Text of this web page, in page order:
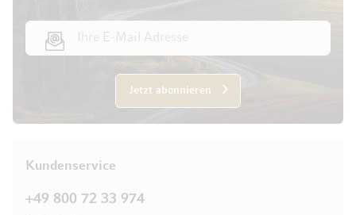
Jetzt abonnieren
Kundenservice
+49 800 72 33 974